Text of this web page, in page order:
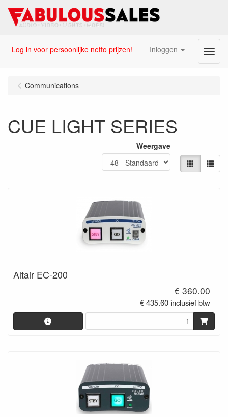
Log in voor persoonlijke netto prijzen! Inloggen Menu
Communications
CUE LIGHT SERIES
Weergave
Altair EC-200
€ 360.00
€ 435.60 inclusief btw